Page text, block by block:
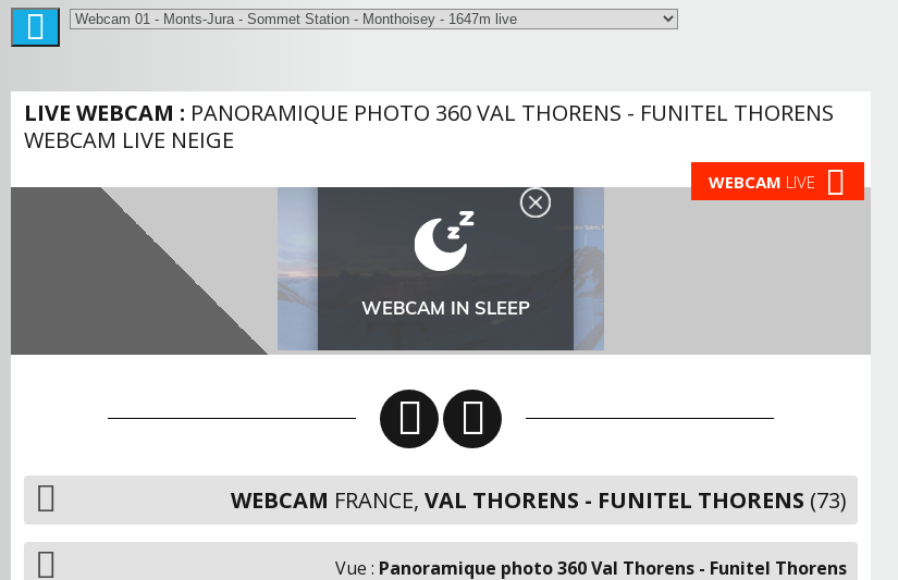
LIVE WEBCAM : PANORAMIQUE PHOTO 360 VAL THORENS - FUNITEL THORENS
WEBCAM LIVE NEIGE
WEBCAM LIVE
WEBCAM FRANCE, VAL THORENS - FUNITEL THORENS (73)
Vue : Panoramique photo 360 Val Thorens - Funitel Thorens